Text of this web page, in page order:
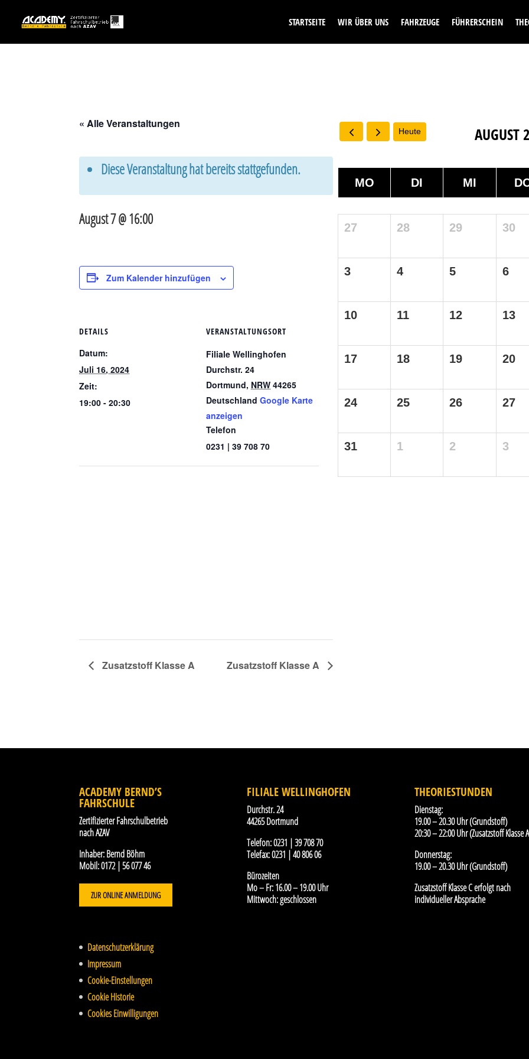
STARTSEITE WIR ÜBER UNS FAHRZEUGE FÜHRERSCHEIN
« Alle Veranstaltungen
Diese Veranstaltung hat bereits stattgefunden.
August 7 @ 16:00
Zum Kalender hinzufügen
DETAILS
Datum:
Juli 16, 2024
Zeit:
19:00 - 20:30
VERANSTALTUNGSORT
Filiale Wellinghofen
Durchstr. 24
Dortmund, NRW 44265
Deutschland Google Karte
anzeigen
Telefon
0231 | 39 708 70
Zusatzstoff Klasse A Zusatzstoff Klasse A
Heute AUGUST
MO DI MI
27 28 29 30
3 4 5 6
10 11 12 13
17 18 19 20
24 25 26 27
31 1 2 3
ACADEMY BERND’S
FAHRSCHULE
Zertifizierter Fahrschulbetrieb
nach AZAV
Inhaber:Bernd Böhm
Mobil:0172 | 56 077 46
ZUR ONLINE ANMELDUNG
Datenschutzerklärung
Impressum
Cookie-Einstellungen
Cookie Historie
Cookies Einwilligungen
FILIALE WELLINGHOFEN
Durchstr. 24
44265 Dortmund
Telefon:0231 | 39 708 70
Telefax:0231 | 40 806 06
Bürozeiten
Mo – Fr: 16.00 – 19.00 Uhr
Mittwoch: geschlossen
THEORIESTUNDEN
Dienstag:
19.00 – 20.30 Uhr (Grundstoff)
20:30 – 22:00 Uhr (Zusatzstoff Klasse
Donnerstag:
19.00 – 20.30 Uhr (Grundstoff)
Zusatzstoff Klasse C erfolgt nach
individueller Absprache